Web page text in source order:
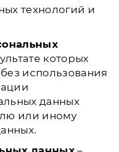
технологий и
которых
использования
данных
или иному